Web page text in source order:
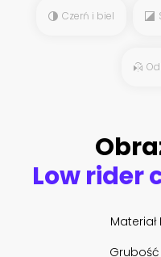
Czerń i biel
Materiał
Grubość